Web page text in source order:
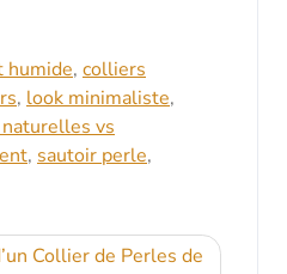
humide, colliers
, look minimaliste,
vs
, sautoir perle,
Collier de Perles de